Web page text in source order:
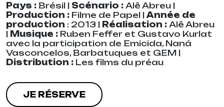
Pays : Brésil | Scénario : Alê Abreu |
Production : Filme de Papel |Année de
production : 2013 | Réalisation : Alê Abreu
| Musique : Ruben Feffer et Gustavo Kurlat
avec la participation de Emicida, Naná
Vasconcelos, Barbatuques et GEM |
Distribution : Les films du préau
JE RÉSERVE